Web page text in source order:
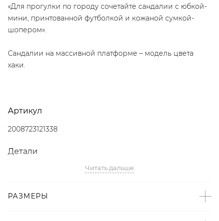
«Для прогулки по городу сочетайте сандалии с юбкой-
мини, принтованной футболкой и кожаной сумкой-
шопером».
Сандалии на массивной платформе – модель цвета
хаки.
Артикул
2008723121338
Детали
– Дизайн: Санкт-Петербург, Россия;
Symbol;
Читать дальше
РАЗМЕРЫ